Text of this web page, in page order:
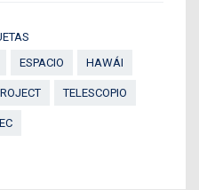
ESPACIO HAWÁI
TELESCOPIO